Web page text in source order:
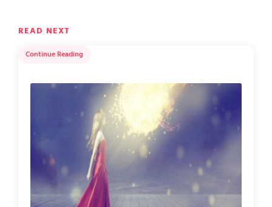
READ NEXT
Continue Reading